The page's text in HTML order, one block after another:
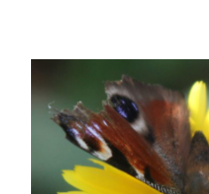
Naturmystik
–
Tierkommunikation